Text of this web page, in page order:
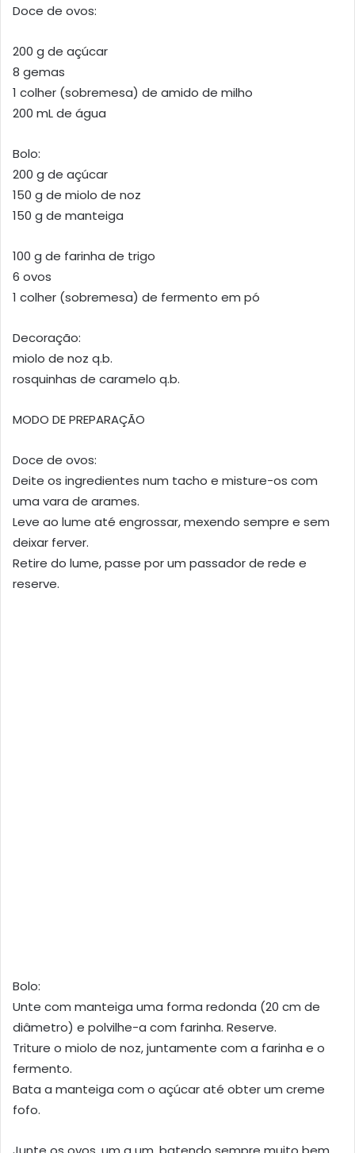
Doce de ovos:
200 g de açúcar
8 gemas
1 colher (sobremesa) de amido de milho
200 mL de água
Bolo:
200 g de açúcar
150 g de miolo de noz
150 g de manteiga
100 g de farinha de trigo
6 ovos
1 colher (sobremesa) de fermento em pó
Decoração:
miolo de noz q.b.
rosquinhas de caramelo q.b.
MODO DE PREPARAÇÃO
Doce de ovos:
Deite os ingredientes num tacho e misture-os com
uma vara de arames.
Leve ao lume até engrossar, mexendo sempre e sem
deixar ferver.
Retire do lume, passe por um passador de rede e
reserve.
Bolo:
Unte com manteiga uma forma redonda (20 cm de
diâmetro) e polvilhe-a com farinha. Reserve.
Triture o miolo de noz, juntamente com a farinha e o
fermento.
Bata a manteiga com o açúcar até obter um creme
fofo.